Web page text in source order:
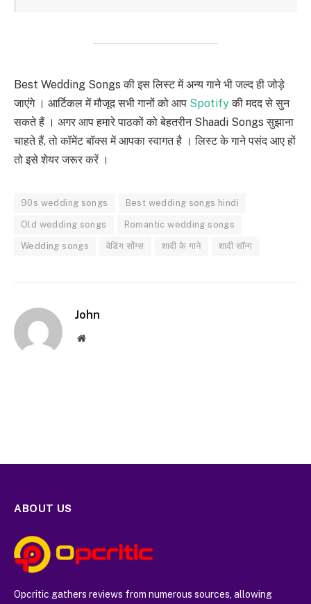
Best Wedding Songs की इस लिस्ट में अन्य गाने भी जल्द ही जोड़े
जाएंगे । आर्टिकल में मौजूद सभी गानों को आप Spotifyकी मदद से सुन
सकते हैं । अगर आप हमारे पाठकों को बेहतरीन Shaadi Songs सुझाना
चाहते हैं, तो कॉमेंट बॉक्स में आपका स्वागत है । लिस्ट के गाने पसंद आए हों
तो इसे शेयर जरूर करें ।
90s wedding songs Best wedding songs hindi
Old wedding songs Romantic wedding songs
Wedding songs वेडिंग सोंग्स शादी के गाने शादी सॉन्ग
John
Website
ABOUT US
Opcritic gathers reviews from numerous sources, allowing